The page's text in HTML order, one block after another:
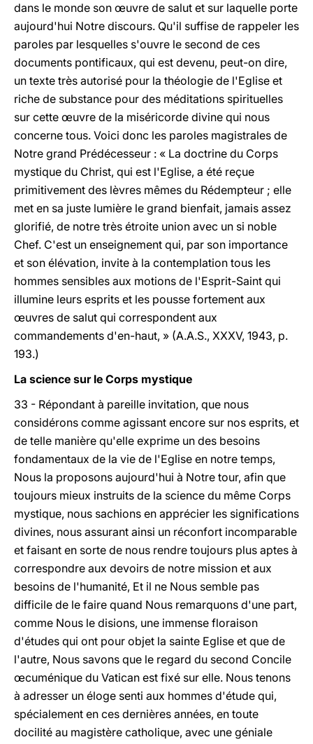
dans le monde son œuvre de salut et sur laquelle porte
aujourd'hui Notre discours. Qu'il suffise de rappeler les
paroles par lesquelles s'ouvre le second de ces
documents pontificaux, qui est devenu, peut-on dire,
un texte très autorisé pour la théologie de l'Eglise et
riche de substance pour des méditations spirituelles
sur cette œuvre de la miséricorde divine qui nous
concerne tous. Voici donc les paroles magistrales de
Notre grand Prédécesseur : « La doctrine du Corps
mystique du Christ, qui est l'Eglise, a été reçue
primitivement des lèvres mêmes du Rédempteur ; elle
met en sa juste lumière le grand bienfait, jamais assez
glorifié, de notre très étroite union avec un si noble
Chef. C'est un enseignement qui, par son importance
et son élévation, invite à la contemplation tous les
hommes sensibles aux motions de l'Esprit-Saint qui
illumine leurs esprits et les pousse fortement aux
œuvres de salut qui correspondent aux
commandements d'en-haut, » (A.A.S., XXXV, 1943, p.
193.)
La science sur le Corps mystique
33 - Répondant à pareille invitation, que nous
considérons comme agissant encore sur nos esprits, et
de telle manière qu'elle exprime un des besoins
fondamentaux de la vie de l'Eglise en notre temps,
Nous la proposons aujourd'hui à Notre tour, afin que
toujours mieux instruits de la science du même Corps
mystique, nous sachions en apprécier les significations
divines, nous assurant ainsi un réconfort incomparable
et faisant en sorte de nous rendre toujours plus aptes à
correspondre aux devoirs de notre mission et aux
besoins de l'humanité, Et il ne Nous semble pas
difficile de le faire quand Nous remarquons d'une part,
comme Nous le disions, une immense floraison
d'études qui ont pour objet la sainte Eglise et que de
l'autre, Nous savons que le regard du second Concile
œcuménique du Vatican est fixé sur elle. Nous tenons
à adresser un éloge senti aux hommes d'étude qui,
spécialement en ces dernières années, en toute
docilité au magistère catholique, avec une géniale